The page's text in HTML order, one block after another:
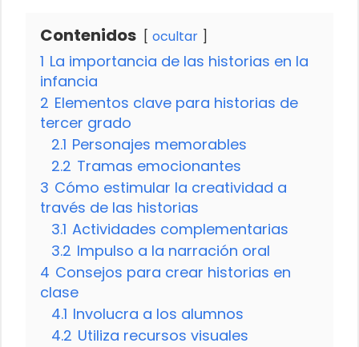
Contenidos ocultar
1 La importancia de las historias en la
infancia
2 Elementos clave para historias de
tercer grado
2.1 Personajes memorables
2.2 Tramas emocionantes
3 Cómo estimular la creatividad a
través de las historias
3.1 Actividades complementarias
3.2 Impulso a la narración oral
4 Consejos para crear historias en
clase
4.1 Involucra a los alumnos
4.2 Utiliza recursos visuales